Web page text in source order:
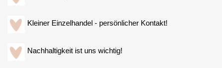
Kleiner Einzelhandel - persönlicher Kontakt!
Nachhaltigkeit ist uns wichtig!